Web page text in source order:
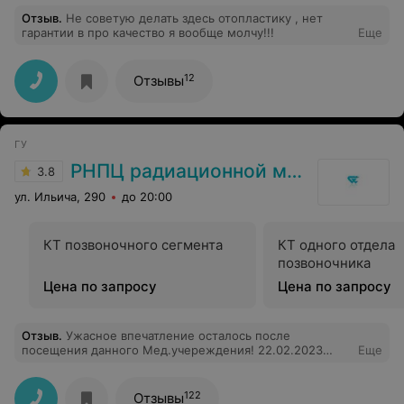
Отзыв. Не советую делать здесь отопластику , нет
гарантии в про качество я вообще молчу!!!
Еще
Отзывы12
ГУ
3.8 РНПЦ радиационной медицины
ул. Ильича, 290 до 20:00
КТ позвоночного сегмента
Цена по запросу
КТ одного отдела
позвоночника
Цена по запросу
Отзыв. Ужасное впечатление осталось после
посещения данного Мед.учереждения! 22.02.2023
и просидели у разных кабинетов с 10 00 до 15 00. На
вопрос "Как долго нам ещё ждать, мы из другого
Еще
Отзывы122